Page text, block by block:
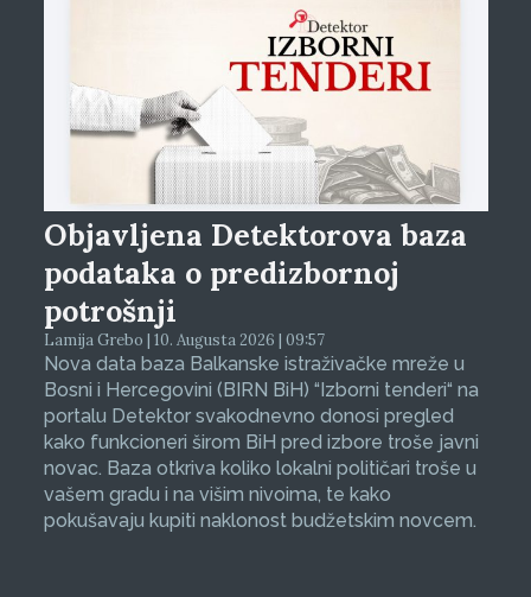
Objavljena Detektorova baza
podataka o predizbornoj
potrošnji
Lamija Grebo | 10. Augusta 2026 | 09:57
Nova data baza Balkanske istraživačke mreže u
Bosni i Hercegovini (BIRN BiH) “Izborni tenderi“ na
portalu Detektor svakodnevno donosi pregled
kako funkcioneri širom BiH pred izbore troše javni
novac. Baza otkriva koliko lokalni političari troše u
vašem gradu i na višim nivoima, te kako
pokušavaju kupiti naklonost budžetskim novcem.